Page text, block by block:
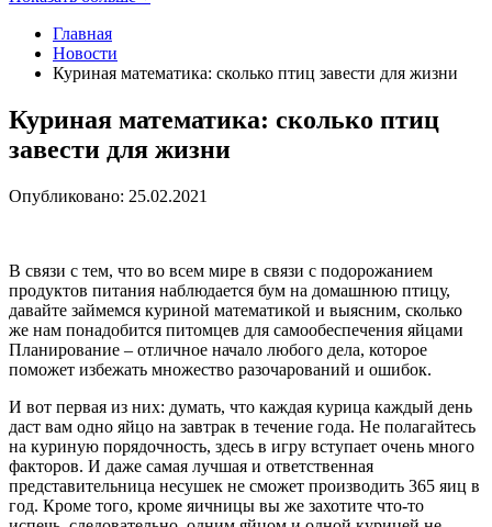
Главная
Новости
Куриная математика: сколько птиц завести для жизни
Куриная математика: сколько птиц
завести для жизни
Опубликовано: 25.02.2021
В связи с тем, что во всем мире в связи с подорожанием
продуктов питания наблюдается бум на домашнюю птицу,
давайте займемся куриной математикой и выясним, сколько
же нам понадобится питомцев для самообеспечения яйцами
Планирование – отличное начало любого дела, которое
поможет избежать множество разочарований и ошибок.
И вот первая из них: думать, что каждая курица каждый день
даст вам одно яйцо на завтрак в течение года. Не полагайтесь
на куриную порядочность, здесь в игру вступает очень много
факторов. И даже самая лучшая и ответственная
представительница несушек не сможет производить 365 яиц в
год. Кроме того, кроме яичницы вы же захотите что-то